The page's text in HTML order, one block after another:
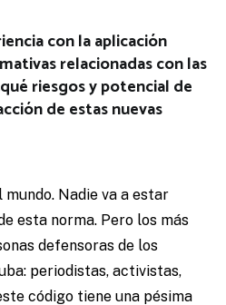
con la aplicación
relacionadas con las
riesgos y potencial de
de estas nuevas
Nadie va a estar
esta norma. Pero los más
defensoras de los
periodistas, activistas,
código tiene una pésima